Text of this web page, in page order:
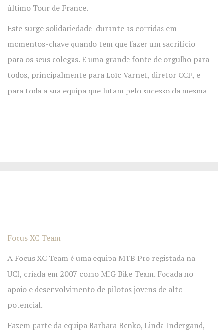
último Tour de France.
Este surge solidariedade durante as corridas em
momentos-chave quando tem que fazer um sacrifício
para os seus colegas. É uma grande fonte de orgulho para
todos, principalmente para Loïc Varnet, diretor CCF, e
para toda a sua equipa que lutam pelo sucesso da mesma.
Focus XC Team
A Focus XC Team é uma equipa MTB Pro registada na
UCI, criada em 2007 como MIG Bike Team. Focada no
apoio e desenvolvimento de pilotos jovens de alto
potencial.
Fazem parte da equipa Barbara Benko, Linda Indergand,